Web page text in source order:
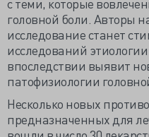
головной боли. Авторы
исследование станет
исследований
впоследствии выявит
патофизиологии
Несколько новых
предназначенных для